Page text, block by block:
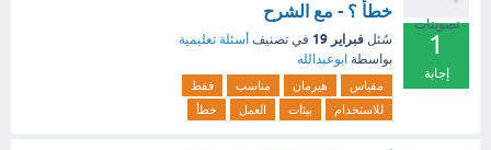
تصويتات
1
إجابة
خطأ ؟ - مع الشرح
سُئل فبراير 19 في تصنيف أسئلة تعليمية
بواسطة ابوعبدالله
مقياس هيرمان مناسب
فقط
للاستخدام
بيئات العمل خطأ